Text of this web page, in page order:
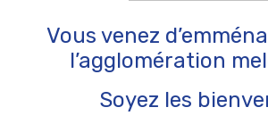
Vous venez
l’agglomération
Soyez les